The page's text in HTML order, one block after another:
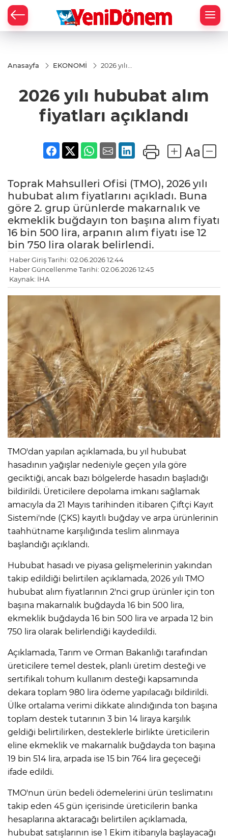
Anasayfa EKONOMİ
2026 yılı
fiyatları
açıklandı
2026 yılı hububat alım
fiyatları açıklandı
Toprak Mahsulleri Ofisi (TMO), 2026 yılı
hububat alım fiyatlarını açıkladı. Buna
göre 2. grup ürünlerde makarnalık ve
ekmeklik buğdayın ton başına alım fiyatı
16 bin 500 lira, arpanın alım fiyatı ise 12
bin 750 lira olarak belirlendi.
Haber Giriş Tarihi: 02.06.2026 12:44
Haber Güncellenme Tarihi: 02.06.2026 12:45
Kaynak: İHA
TMO'dan yapılan açıklamada, bu yıl hububat
hasadının yağışlar nedeniyle geçen yıla göre
geciktiği, ancak bazı bölgelerde hasadın başladığı
bildirildi. Üreticilere depolama imkanı sağlamak
amacıyla da 21 Mayıs tarihinden itibaren Çiftçi Kayıt
Sistemi'nde (ÇKS) kayıtlı buğday ve arpa ürünlerinin
taahhütname karşılığında teslim alınmaya
başlandığı açıklandı.
Hububat hasadı ve piyasa gelişmelerinin yakından
takip edildiği belirtilen açıklamada, 2026 yılı TMO
hububat alım fiyatlarının 2'nci grup ürünler için ton
başına makarnalık buğdayda 16 bin 500 lira,
ekmeklik buğdayda 16 bin 500 lira ve arpada 12 bin
750 lira olarak belirlendiği kaydedildi.
Açıklamada, Tarım ve Orman Bakanlığı tarafından
üreticilere temel destek, planlı üretim desteği ve
sertifikalı tohum kullanım desteği kapsamında
dekara toplam 980 lira ödeme yapılacağı bildirildi.
Ülke ortalama verimi dikkate alındığında ton başına
toplam destek tutarının 3 bin 14 liraya karşılık
geldiği belirtilirken, desteklerle birlikte üreticilerin
eline ekmeklik ve makarnalık buğdayda ton başına
19 bin 514 lira, arpada ise 15 bin 764 lira geçeceği
ifade edildi.
TMO'nun ürün bedeli ödemelerini ürün teslimatını
takip eden 45 gün içerisinde üreticilerin banka
hesaplarına aktaracağı belirtilen açıklamada,
hububat satışlarının ise 1 Ekim itibarıyla başlayacağı